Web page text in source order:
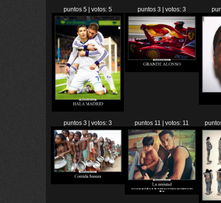
puntos 5 | votos: 5 puntos 3 | votos: 3
puntos 3 | votos: 3 puntos 11 | votos: 11